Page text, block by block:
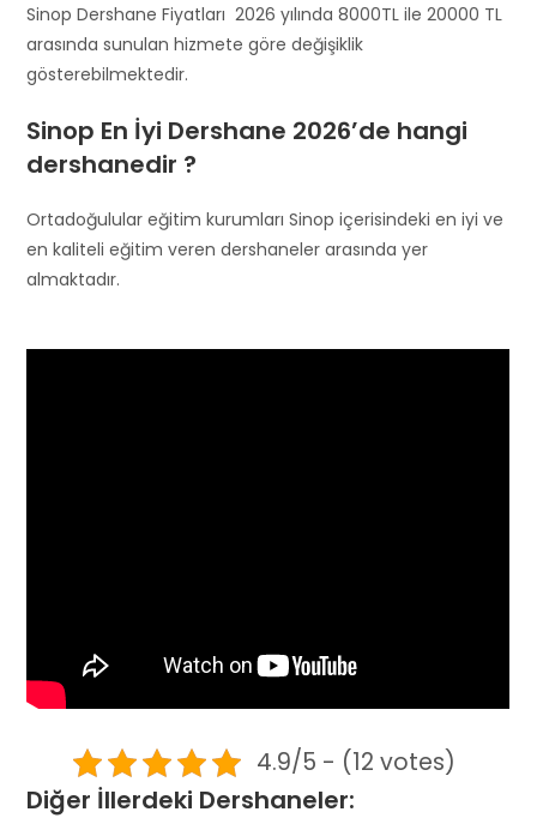
Sinop Dershane Fiyatları 2026 yılında 8000TL ile 20000 TL
arasında sunulan hizmete göre değişiklik
gösterebilmektedir.
Sinop En İyi Dershane 2026’de hangi
dershanedir ?
Ortadoğulular eğitim kurumları Sinop içerisindeki en iyi ve
en kaliteli eğitim veren dershaneler arasında yer
almaktadır.
4.9/5 - (12 votes)
Diğer İllerdeki Dershaneler: